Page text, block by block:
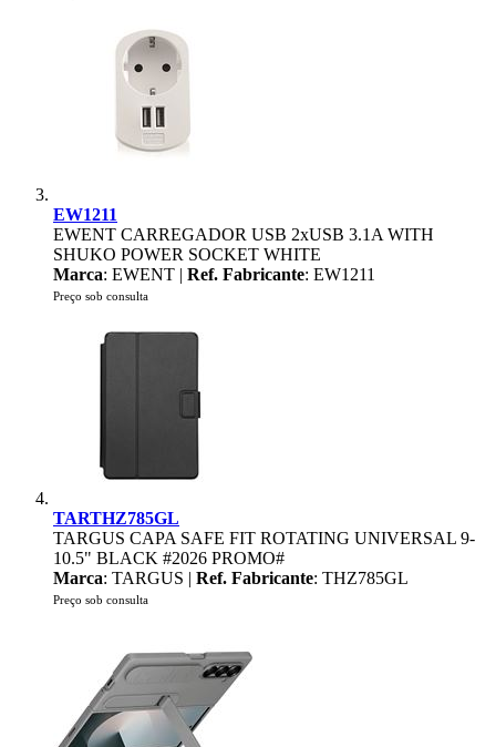
EW1211
EWENT CARREGADOR USB 2xUSB 3.1A WITH
SHUKO POWER SOCKET WHITE
Marca: EWENT | Ref. Fabricante: EW1211
Preço sob consulta
TARTHZ785GL
TARGUS CAPA SAFE FIT ROTATING UNIVERSAL 9-
10.5" BLACK #2026 PROMO#
Marca: TARGUS | Ref. Fabricante: THZ785GL
Preço sob consulta